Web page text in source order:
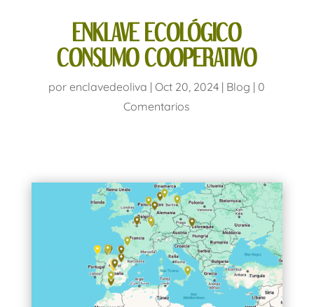
ENKLAVE ECOLÓGICO
CONSUMO COOPERATIVO
porenclavedeoliva |Oct 20, 2024 | Blog | 0
Comentarios